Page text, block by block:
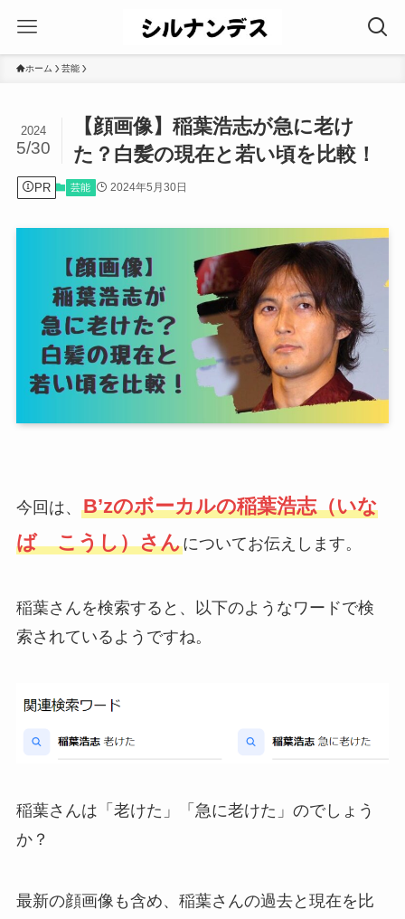
ホーム 芸能
【顔画像】稲葉浩志が急に老け
た？白髪の現在と若い頃を比較！
2024
5/30
PR 芸能 2024年5月30日
今回は、 B’zのボーカルの稲葉浩志（いな
ば こうし）さんについてお伝えします。
稲葉さんを検索すると、以下のようなワードで検
索されているようですね。
稲葉さんは「老けた」「急に老けた」のでしょう
か？
最新の顔画像も含め、稲葉さんの過去と現在を比